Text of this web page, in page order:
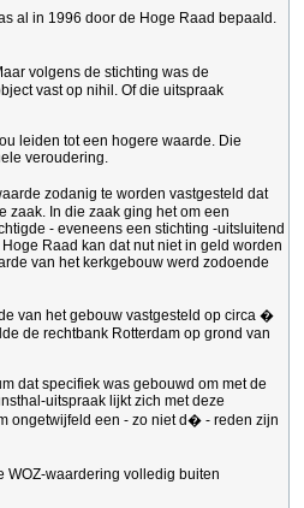
al in 1996 door de Hoge Raad bepaald.
volgens de stichting was de
vast op nihil. Of die uitspraak
leiden tot een hogere waarde. Die
veroudering.
zodanig te worden vastgesteld dat
zaak. In die zaak ging het om een
- eveneens een stichting -uitsluitend
Raad kan dat nut niet in geld worden
van het kerkgebouw werd zodoende
van het gebouw vastgesteld op circa �
de rechtbank Rotterdam op grond van
dat specifiek was gebouwd om met de
uitspraak lijkt zich met deze
ongetwijfeld een - zo niet d� - reden zijn
WOZ-waardering volledig buiten